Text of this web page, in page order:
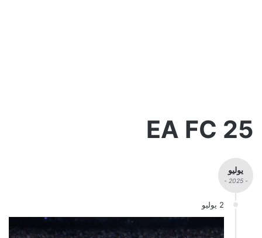
EA FC 25
يوليو
- 2025 -
2 يوليو